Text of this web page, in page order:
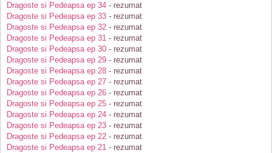
Dragoste si Pedeapsa ep 34 - rezumat
Dragoste si Pedeapsa ep 33 - rezumat
Dragoste si Pedeapsa ep 32 - rezumat
Dragoste si Pedeapsa ep 31 - rezumat
Dragoste si Pedeapsa ep 30 - rezumat
Dragoste si Pedeapsa ep 29 - rezumat
Dragoste si Pedeapsa ep 28 - rezumat
Dragoste si Pedeapsa ep 27 - rezumat
Dragoste si Pedeapsa ep 26 - rezumat
Dragoste si Pedeapsa ep 25 - rezumat
Dragoste si Pedeapsa ep 24 - rezumat
Dragoste si Pedeapsa ep 23 - rezumat
Dragoste si Pedeapsa ep 22 - rezumat
Dragoste si Pedeapsa ep 21 - rezumat